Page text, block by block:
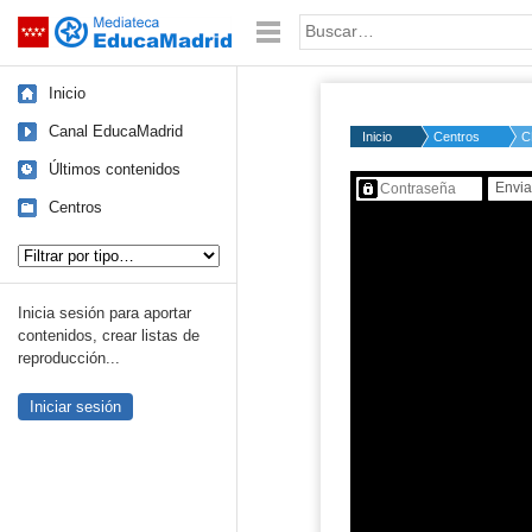
Saltar navegación Palabra o frase:
Inicio
Canal EducaMadrid
Últimos contenidos
Centros
Inicia sesión para aportar
contenidos, crear listas de
reproducción...
Iniciar sesión
Inicio Centros
Contenido protegido…